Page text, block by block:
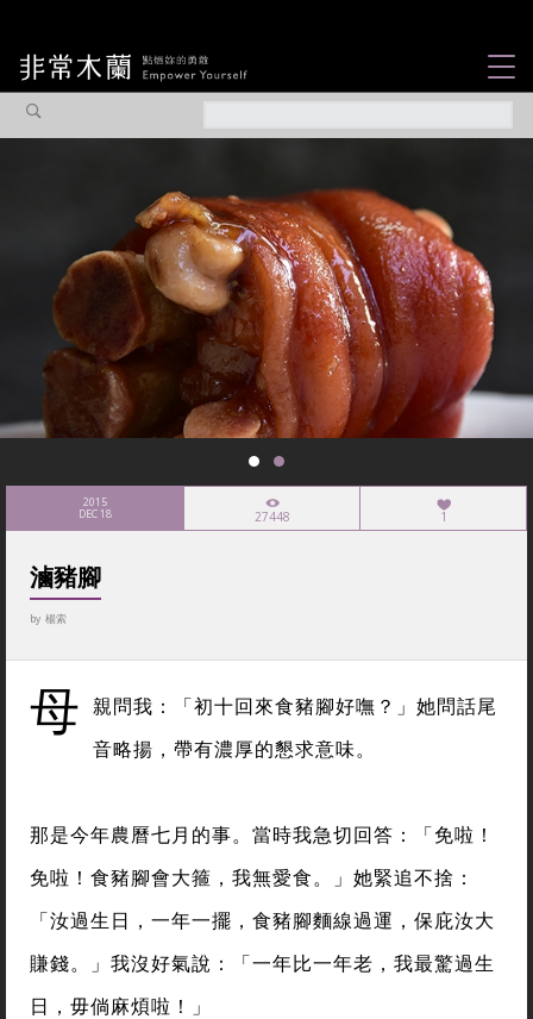
焦點企劃
社會企業
認識我們
2015
DEC 18 27448 1
滷豬腳
by 楊索
母 親問我：「初十回來食豬腳好嘸？」她問話尾
音略揚，帶有濃厚的懇求意味。
那是今年農曆七月的事。當時我急切回答：「免啦！
免啦！食豬腳會大箍，我無愛食。」她緊追不捨：
「汝過生日，一年一擺，食豬腳麵線過運，保庇汝大
賺錢。」我沒好氣說：「一年比一年老，我最驚過生
日，毋倘麻煩啦！」